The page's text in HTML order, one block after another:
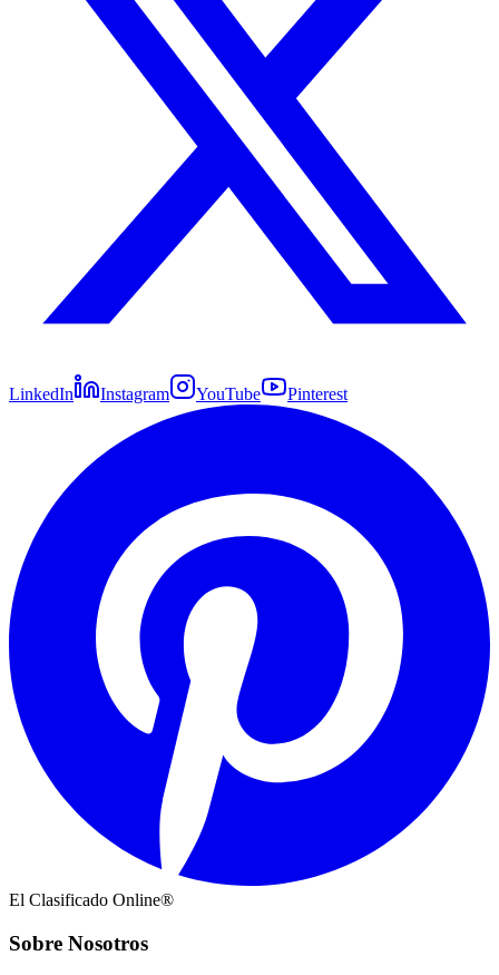
LinkedIn Instagram YouTube Pinterest
El Clasificado Online®
Sobre Nosotros